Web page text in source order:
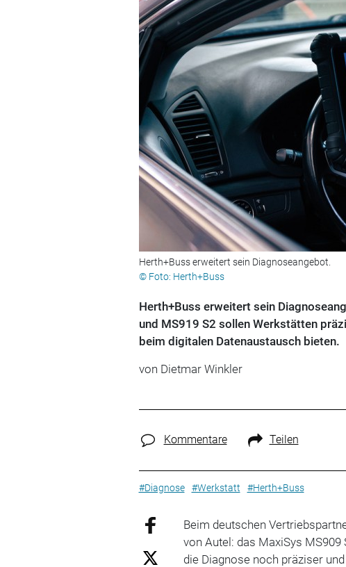
Herth+Buss erweitert sein Diagnoseangebot.
© Foto: Herth+Buss
Herth+Buss erweitert sein
und MS919 S2 sollen Werkstätten
beim digitalen Datenaustausch bieten.
von Dietmar Winkler
Kommentare Teilen
#Diagnose #Werkstatt #Herth+Buss
Beim deutschen
von Autel: das MaxiSys
die Diagnose noch präziser